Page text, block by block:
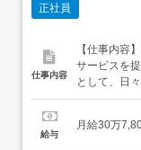
正社員
仕事内容
【仕事内容
サービスを
として、日
しさ』と『
『技術』に
給与
月給30万